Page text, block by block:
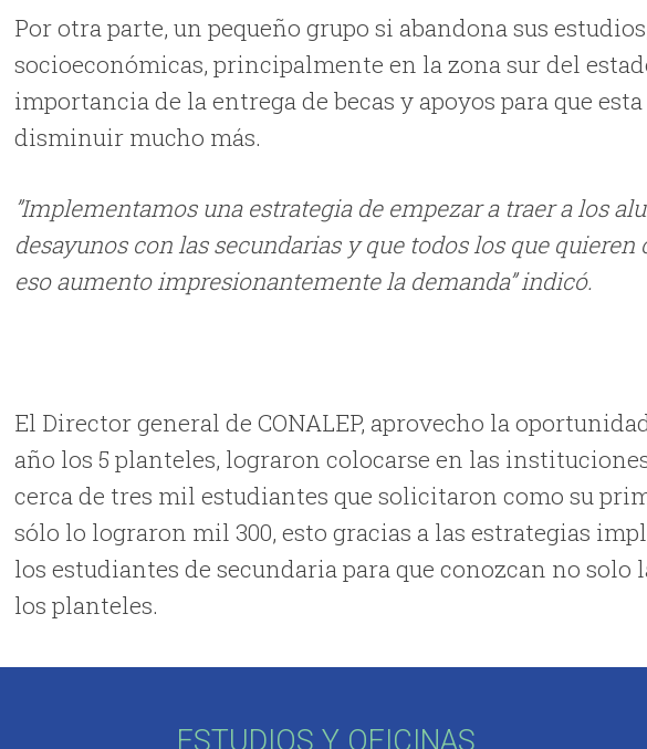
Por otra parte, un pequeño grupo si abandona sus
socioeconómicas, principalmente en la zona sur del
importancia de la entrega de becas y apoyos para que
disminuir mucho más.
”Implementamos una estrategia de empezar a traer a los
desayunos con las secundarias y que todos los que
eso aumento impresionantemente la demanda” indicó.
El Director general de CONALEP, aprovecho la
año los 5 planteles, lograron colocarse en las
cerca de tres mil estudiantes que solicitaron como su
sólo lo lograron mil 300, esto gracias a las estrategias
los estudiantes de secundaria para que conozcan no
los planteles.
ESTUDIOS Y OFICINAS